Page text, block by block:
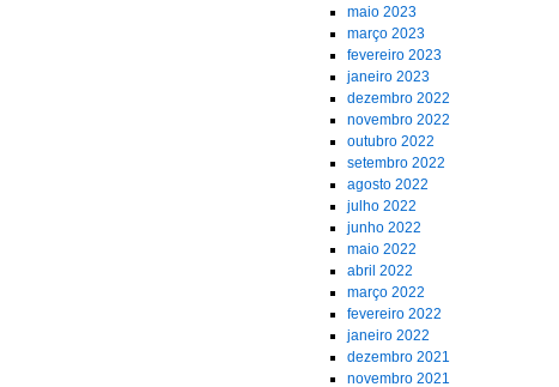
maio 2023
março 2023
fevereiro 2023
janeiro 2023
dezembro 2022
novembro 2022
outubro 2022
setembro 2022
agosto 2022
julho 2022
junho 2022
maio 2022
abril 2022
março 2022
fevereiro 2022
janeiro 2022
dezembro 2021
novembro 2021